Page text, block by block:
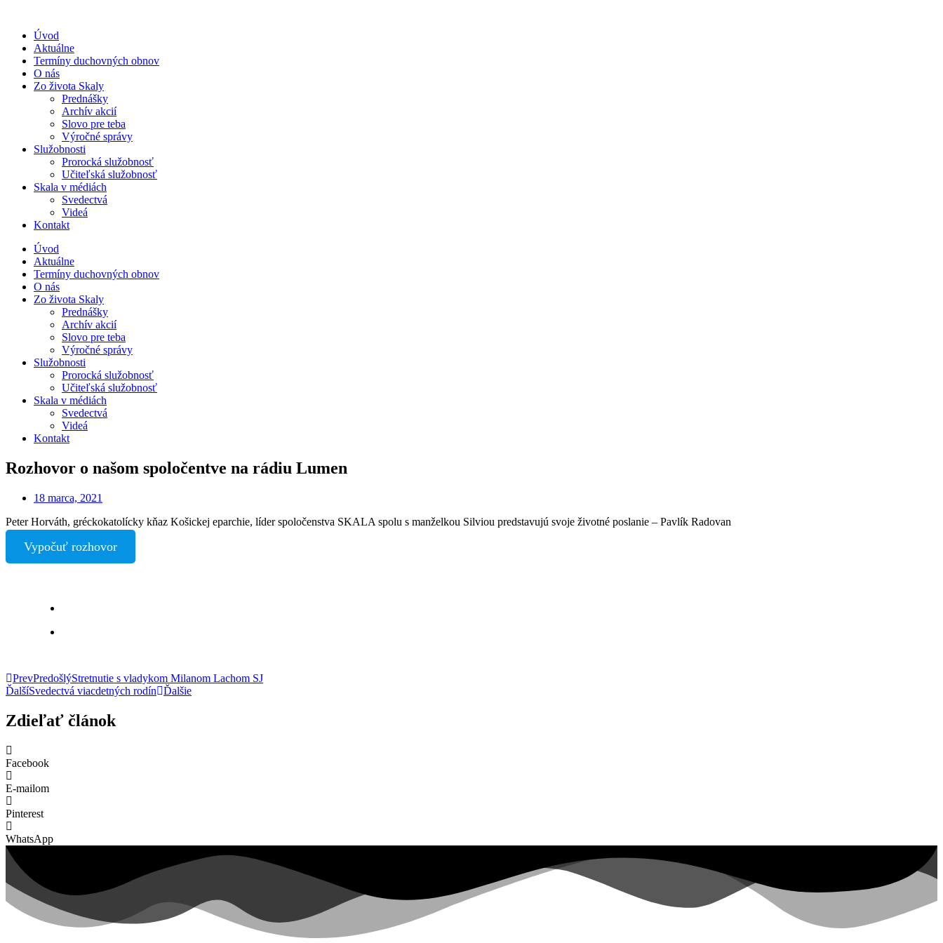
Úvod
Aktuálne
Termíny duchovných obnov
O nás
Zo života Skaly
Prednášky
Archív akcií
Slovo pre teba
Výročné správy
Služobnosti
Prorocká služobnosť
Učiteľská služobnosť
Skala v médiách
Svedectvá
Videá
Kontakt
Úvod
Aktuálne
Termíny duchovných obnov
O nás
Zo života Skaly
Prednášky
Archív akcií
Slovo pre teba
Výročné správy
Služobnosti
Prorocká služobnosť
Učiteľská služobnosť
Skala v médiách
Svedectvá
Videá
Kontakt
Rozhovor o našom spoločentve na rádiu Lumen
18 marca, 2021
Peter Horváth, gréckokatolícky kňaz Košickej eparchie, líder spoločenstva SKALA spolu s manželkou Silviou predstavujú svoje životné poslanie – Pavlík Radovan
Vypočuť rozhovor
PrevPredošlýStretnutie s vladykom Milanom Lachom SJ
ĎalšíSvedectvá viacdetných rodín Ďalšie
Zdieľať článok
Facebook
E-mailom
Pinterest
WhatsApp